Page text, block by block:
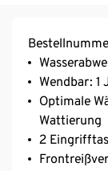
Wendbar: 1
Optimale
Wattierung
2